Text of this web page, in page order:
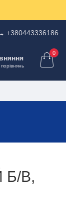
+380443336186
0
Б/В,